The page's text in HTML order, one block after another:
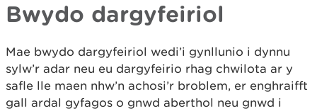
Bwydo dargyfeiriol
Mae bwydo dargyfeiriol wedi’i gynllunio i dynnu
sylw’r adar neu eu dargyfeirio rhag chwilota ar y
safle lle maen nhw’n achosi’r broblem, er enghraifft
gall ardal gyfagos o gnwd aberthol neu gnwd i